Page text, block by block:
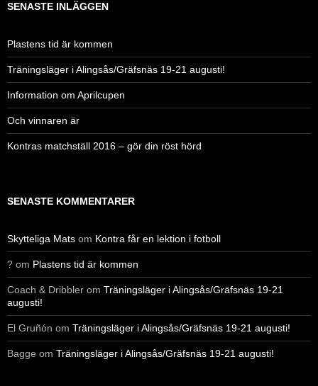
SENASTE INLÄGGEN
Plastens tid är kommen
Träningsläger i Alingsås/Gräfsnäs 19-21 augusti!
Information om Aprilcupen
Och vinnaren är
Kontras matchställ 2016 – gör din röst hörd
SENASTE KOMMENTARER
Skytteliga Mats om Kontra får en lektion i fotboll
? om Plastens tid är kommen
Coach & Dribbler om Träningsläger i Alingsås/Gräfsnäs 19-21
augusti!
El Gruñón om Träningsläger i Alingsås/Gräfsnäs 19-21 augusti!
Bagge om Träningsläger i Alingsås/Gräfsnäs 19-21 augusti!